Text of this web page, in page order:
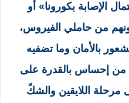
الإصابة بكورونا» أو
من حاملي الفيروس،
بالأمان وما تضفيه
من إحساس بالقدرة على
مرحلة اللايقين والشكّ